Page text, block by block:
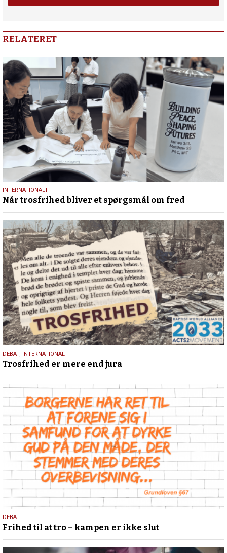
RELATERET
29.
juni
2026
INTERNATIONALT
Når trosfrihed bliver et spørgsmål om fred
14.
april
2026
DEBAT, INTERNATIONALT
Trosfrihed er mere end jura
23.
november
2024
DEBAT
Frihed til at tro – kampen er ikke slut